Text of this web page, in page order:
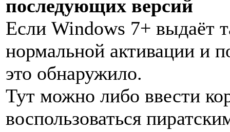
последующих версий
Если Windows 7+ выдаёт
нормальной активации и
это обнаружило.
Тут можно либо ввести
воспользоваться